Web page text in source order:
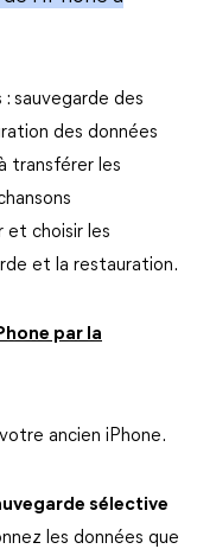
sauvegarde des
des données
transférer les
et choisir les
et la restauration.
par la
ancien iPhone.
sélective
les données que